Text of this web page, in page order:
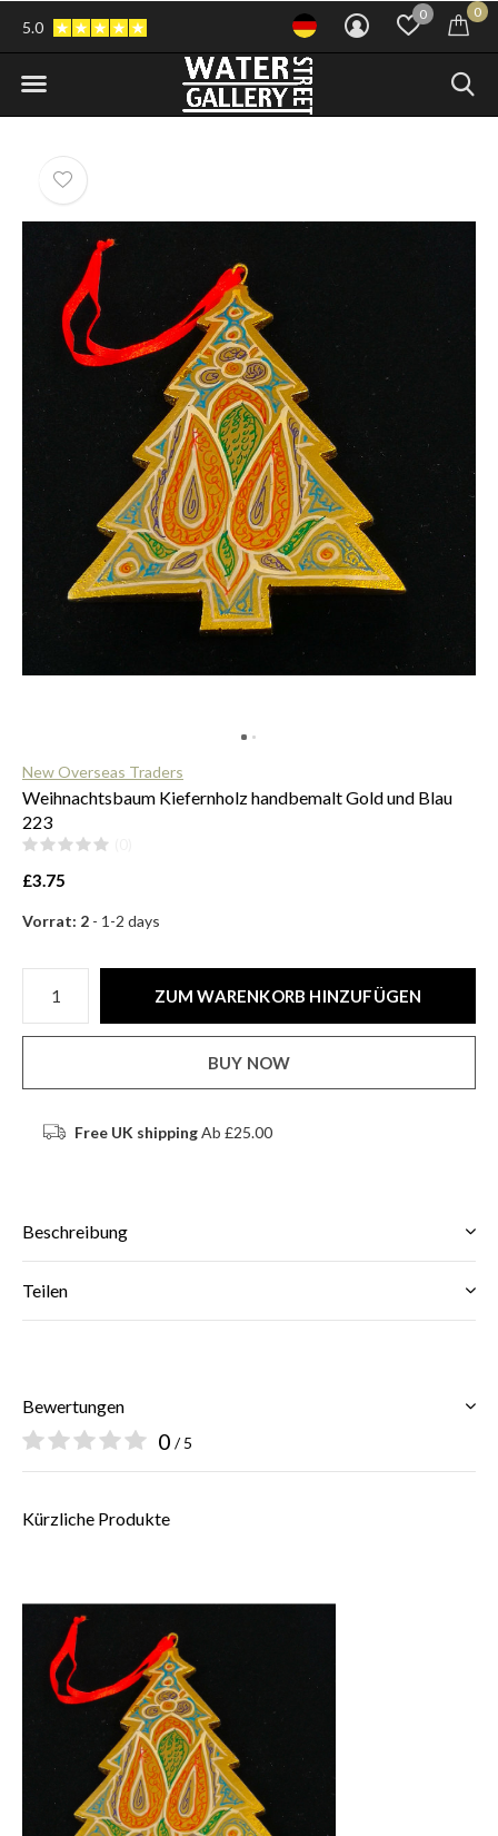
0 0
5.0
New Overseas Traders
Weihnachtsbaum Kiefernholz handbemalt Gold und Blau
223
£3.75
Vorrat: 2 - 1-2 days
ZUM WARENKORB HINZUFÜGEN
BUY NOW
Free UK shippingAb £25.00
Beschreibung
Teilen
Bewertungen
0 / 5
Kürzliche Produkte